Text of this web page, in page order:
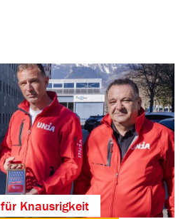
für Knausrigkeit